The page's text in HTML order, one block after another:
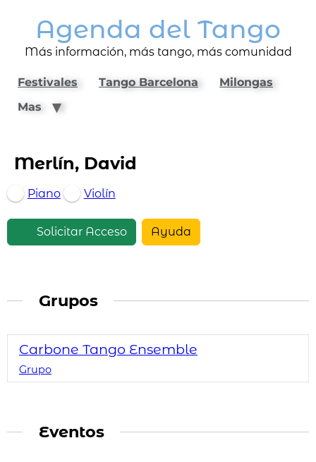
Agenda del Tango
Más información, más tango, más comunidad
Festivales Tango Barcelona
Milongas
Mas
Merlín, David
Piano Violín
Solicitar Acceso Ayuda
Grupos
Carbone Tango Ensemble
Grupo
Eventos